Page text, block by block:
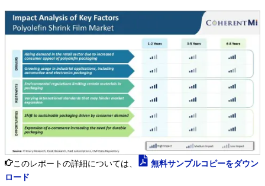
このレポートの詳細については、
無料サンプルコピーをダウン
ロード